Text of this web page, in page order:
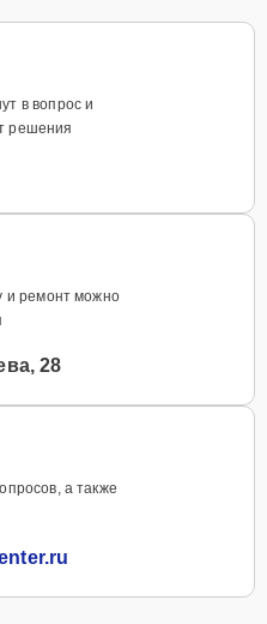
в вопрос и
решения
и ремонт можно
28
а также